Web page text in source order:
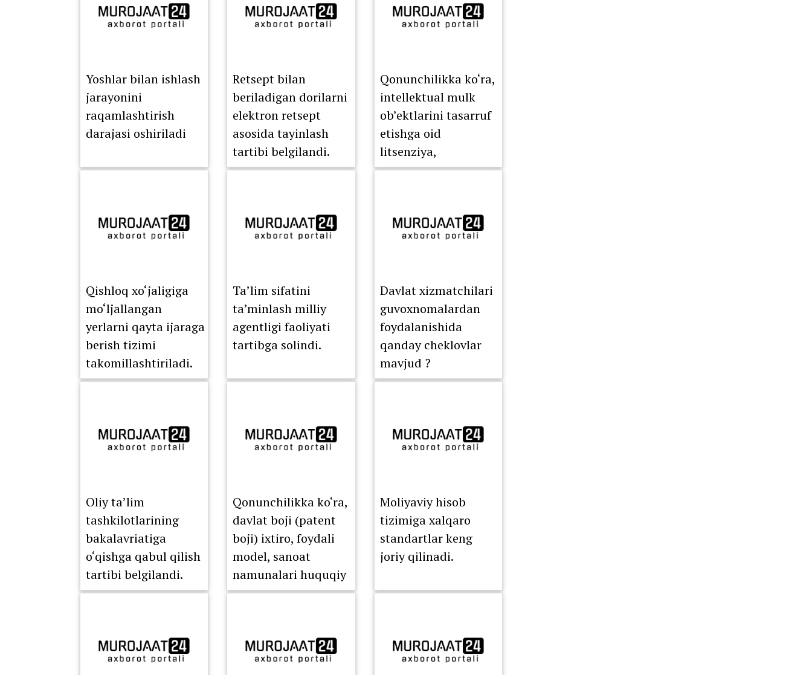
Yoshlar bilan ishlash
jarayonini
raqamlashtirish
darajasi oshiriladi
Retsept bilan
beriladigan dorilarni
elektron retsept
asosida tayinlash
tartibi belgilandi.
Qonunchilikka ko‘ra,
intellektual mulk
ob’ektlarini tasarruf
etishga oid
litsenziya,
sublitsenziya va
shartnomalar to‘liq
elektron ro‘yxatdan
Qishloq xo‘jaligiga
mo‘ljallangan
yerlarni qayta ijaraga
berish tizimi
takomillashtiriladi.
Ta’lim sifatini
ta’minlash milliy
agentligi faoliyati
tartibga solindi.
Davlat xizmatchilari
guvoxnomalardan
foydalanishida
qanday cheklovlar
mavjud ?
Oliy ta’lim
tashkilotlarining
bakalavriatiga
o‘qishga qabul qilish
tartibi belgilandi.
Qonunchilikka ko‘ra,
davlat boji (patent
boji) ixtiro, foydali
model, sanoat
namunalari huquqiy
muhofaza
geografik
ko‘rsatkichlardan
Moliyaviy hisob
tizimiga xalqaro
standartlar keng
joriy qilinadi.